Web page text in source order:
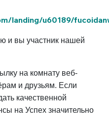
landing/u60189/
и вы участник нашей
на комнату веб-
и друзьям. Если
качественной
на Успех значительно